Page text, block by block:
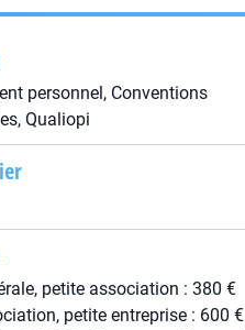
personnel, Conventions
Qualiopi
petite association : 380 €
petite entreprise : 600 €